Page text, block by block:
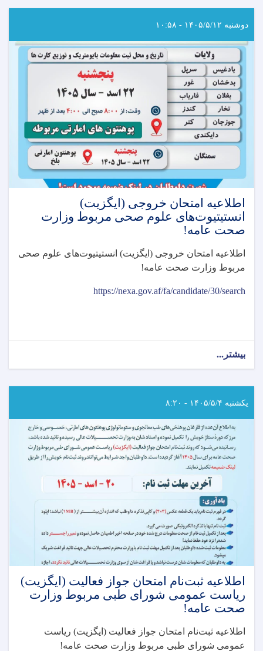
دوشنبه ۱۴۰۵/۵/۱۲ - ۱۰:۵۸
اطلاعیه امتحان خروجی (ایگزیت)
انستیتیوت‌های علوم صحی مربوط وزارت
صحت عامه!
اطلاعیه امتحان خروجی (ایگزیت) انستیتیوت‌های علوم صحی
مربوط وزارت صحت عامه!
https://nexa.gov.af/fa/candidate/30/search
بیشتر...
خروجی
(ایگزیت)
علوم
صحی
مربوط
وزارت
صحت
عامه!
یکشنبه ۱۴۰۵/۵/۴ - ۸:۲۰
اطلاعیه ثبت‌نام امتحان جواز فعالیت (ایگزیت)
رياست عمومی شورای طبی مربوط وزارت
صحت عامه!
اطلاعیه ثبت‌نام امتحان جواز فعالیت (ایگزیت) رياست
عمومی شورای طبی مربوط وزارت صحت عامه!